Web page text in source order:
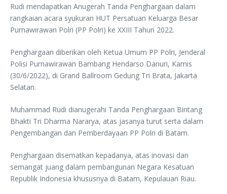
Rudi mendapatkan Anugerah Tanda Penghargaan dalam
rangkaian acara syukuran HUT Persatuan Keluarga Besar
Purnawirawan Polri (PP Polri) ke XXIII Tahun 2022.
Penghargaan diberikan oleh Ketua Umum PP Polri, Jenderal
Polisi Purnawirawan Bambang Hendarso Danuri, Kamis
(30/6/2022), di Grand Ballroom Gedung Tri Brata, Jakarta
Selatan.
Muhammad Rudi dianugerahi Tanda Penghargaan Bintang
Bhakti Tri Dharma Nararya, atas jasanya turut serta dalam
Pengembangan dan Pemberdayaan PP Polri di Batam.
Penghargaan disematkan kepadanya, atas inovasi dan
semangat juang dalam pembangunan Negara Kesatuan
Republik Indonesia khususnya di Batam, Kepulauan Riau.